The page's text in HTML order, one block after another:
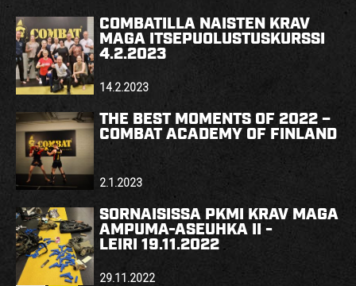
COMBATILLA NAISTEN KRAV
MAGA ITSEPUOLUSTUSKURSSI
4.2.2023
14.2.2023
THE BEST MOMENTS OF 2022 –
COMBAT ACADEMY OF FINLAND
2.1.2023
SÖRNÄISISSÄ PKMI KRAV MAGA
AMPUMA-ASEUHKA II -
LEIRI 19.11.2022
29.11.2022